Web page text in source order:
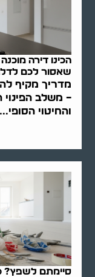
שאסור לכם
– משלב הפינוי
והחיטוי הסופי...
סיימתם לשפץ?